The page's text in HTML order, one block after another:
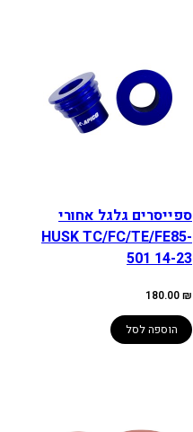
ספייסרים גלגל אחורי
HUSK TC/FC/TE/FE85-
501 14-23
180.00₪
הוספה לסל